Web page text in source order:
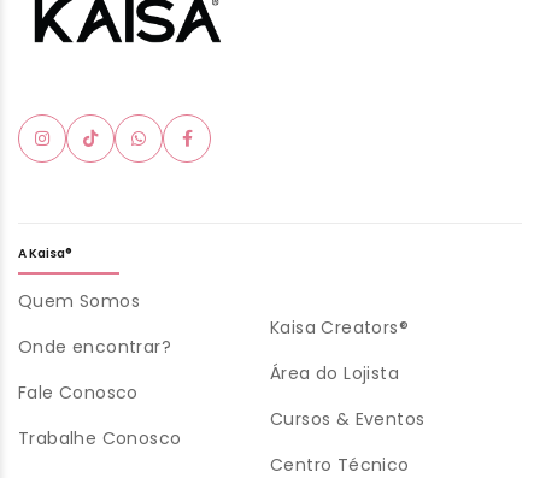
A Kaisa®
Quem Somos
Onde encontrar?
Fale Conosco
Trabalhe Conosco
Kaisa Creators®
Área do Lojista
Cursos & Eventos
Centro Técnico